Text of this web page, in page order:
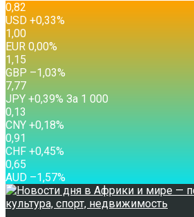
0,82
USD +0,33%
1,00
EUR 0,00%
1,15
GBP –1,03%
7,77
JPY +0,39% За 1 000
0,13
CNY +0,18%
0,91
CHF +0,45%
0,65
AUD –1,57%